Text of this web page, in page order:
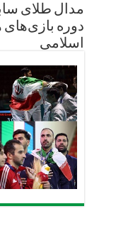
مدال طلای
دوره
اسلامی